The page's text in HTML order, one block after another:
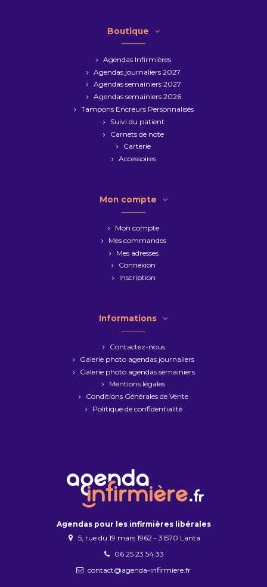
Boutique
Agendas Infirmières
Agendas journaliers 2027
Agendas semainiers 2027
Agendas semainiers 2026
Tampons Encreurs Personnalisés
Suivi du patient
Carnets de note
Carterie
Accessoires
Mon compte
Mon compte
Mes commandes
Mes adresses
Connexion
Inscription
Informations
Contactez-nous
Galerie photo agendas journaliers
Galerie photo agendas semainiers
Mentions légales
Conditions Générales de Vente
Politique de confidentialité
Agendas pour les infirmières libérales
5, rue du 19 mars 1962 - 31570 Lanta
06 25 23 54 33
contact@agenda-infirmiere.fr